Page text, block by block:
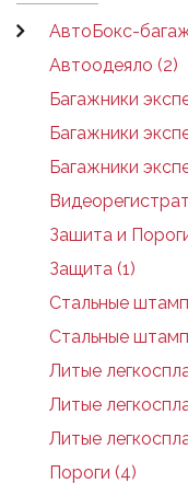
АвтоБокс-
Автоодеяло (2)
Багажники
Багажники
Багажники
Зашита и
Защита (1)
Стальные
Стальные
Литые
Литые
Литые
Пороги (4)